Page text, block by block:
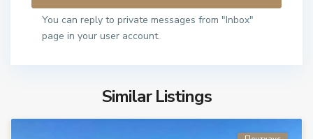
You can reply to private messages from "Inbox"
page in your user account.
Similar Listings